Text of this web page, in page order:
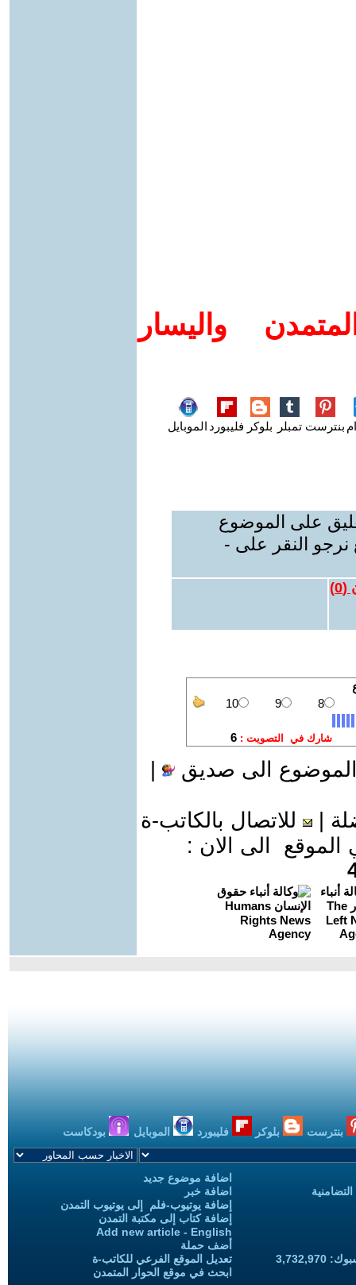
واليسار
بنترست تمبلر بلوكر فليبورد الموبايل
على الموضوع
نرجو النقر على -
(
0
)
الى صديق
للاتصال بالكاتب-ة
الى الان :
بنترست بلوكر فليبورد الموبايل بودكاست
اضافة موضوع جديد
اضافة خبر
إضافة يوتيوب-فلم إلى يوتيوب التمدن
إضافة كتاب إلى مكتبة التمدن
Add new article - English
أضف حملة
تعديل الموقع الفرعي للكاتب-ة
ابحث في موقع الحوار المتمدن